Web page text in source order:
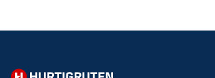
Hurtigruten